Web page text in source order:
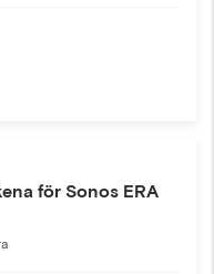
för Sonos ERA